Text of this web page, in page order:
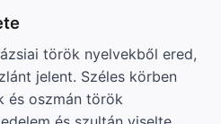
török nyelvekből ered,
jelent. Széles körben
és oszmán török